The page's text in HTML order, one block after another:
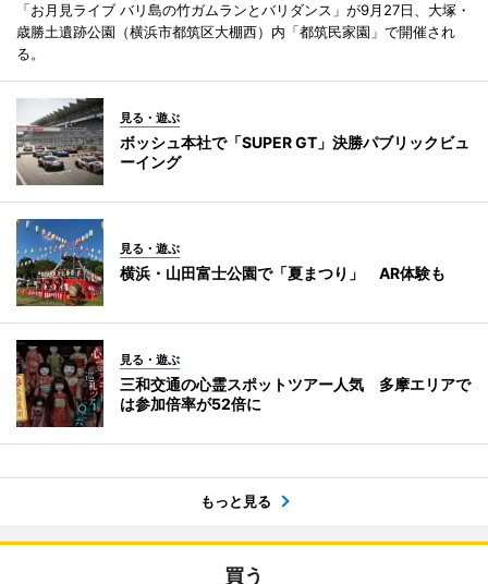
「お月見ライブ バリ島の竹ガムランとバリダンス」が9月27日、大塚・
歳勝土遺跡公園（横浜市都筑区大棚西）内「都筑民家園」で開催され
る。
見る・遊ぶ
ボッシュ本社で「SUPER GT」決勝パブリックビュ
ーイング
見る・遊ぶ
横浜・山田富士公園で「夏まつり」 AR体験も
見る・遊ぶ
三和交通の心霊スポットツアー人気 多摩エリアで
は参加倍率が52倍に
もっと見る
買う